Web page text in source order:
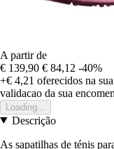
A partir de
€ 139,90 € 84,12 -40%
+€ 4,21 oferecidos na
validacao da sua
Loading...
Descrição
As sapatilhas de ténis